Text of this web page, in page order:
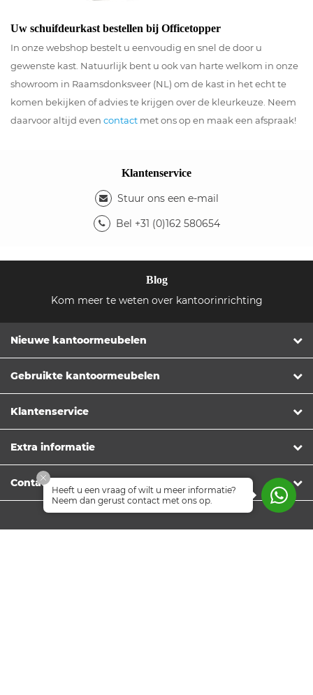
Uw schuifdeurkast bestellen bij Officetopper
In onze webshop bestelt u eenvoudig en snel de door u
gewenste kast. Natuurlijk bent u ook van harte welkom in onze
showroom in Raamsdonksveer (NL) om de kast in het echt te
komen bekijken of advies te krijgen over de kleurkeuze. Neem
daarvoor altijd even contact met ons op en maak een afspraak!
Klantenservice
Stuur ons een e-mail
Bel +31 (0)162 580654
Blog
Kom meer te weten over kantoorinrichting
Nieuwe kantoormeubelen
Gebruikte kantoormeubelen
Klantenservice
Extra informatie
Contact
Heeft u een vraag of wilt u meer informatie?
Neem dan gerust contact met ons op.